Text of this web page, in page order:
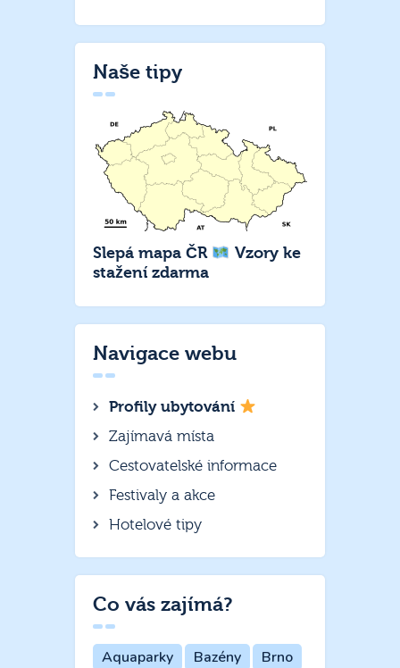
Naše tipy
Slepá mapa ČR
Vzory ke
stažení zdarma
Navigace webu
Profily ubytování
Zajímavá místa
Cestovatelské informace
Festivaly a akce
Hotelové tipy
Co vás zajímá?
Aquaparky Bazény
Brno